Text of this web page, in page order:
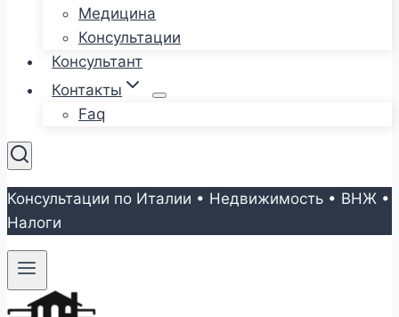
Медицина
Консультации
Консультант
Контакты
Faq
Консультации по Италии • Недвижимость • ВНЖ •
Налоги